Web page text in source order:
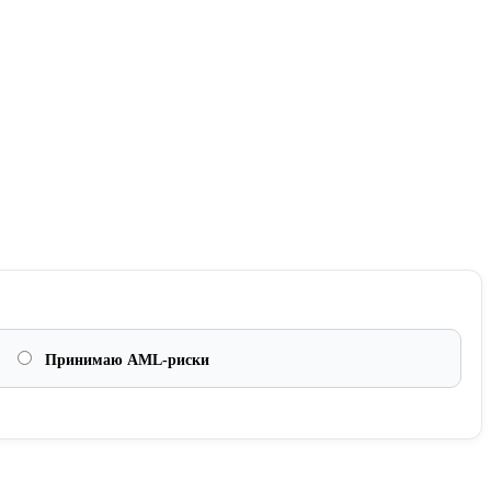
Принимаю AML-риски